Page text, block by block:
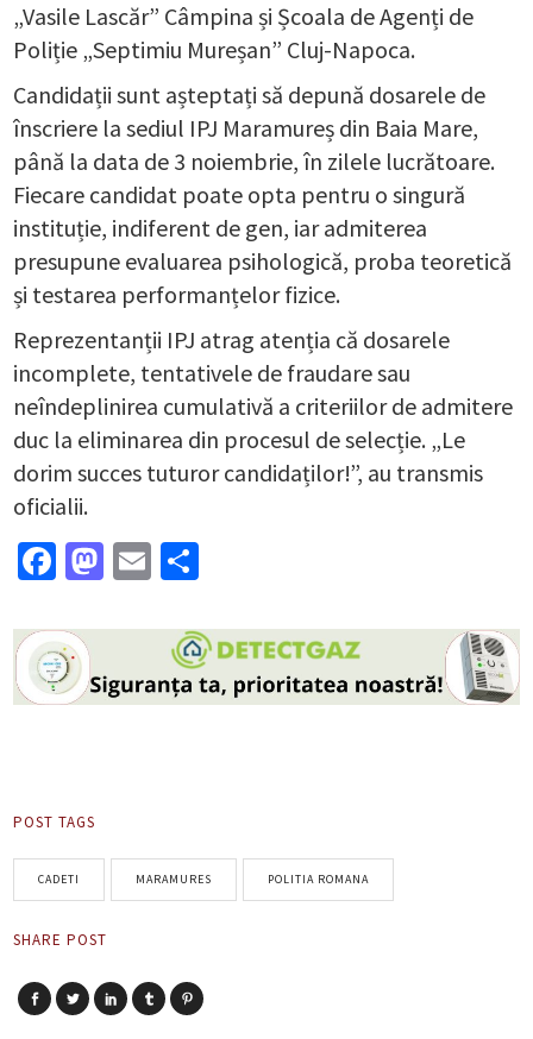
„Vasile Lascăr” Câmpina și Școala de Agenți de
Poliție „Septimiu Mureșan” Cluj-Napoca.
Candidații sunt așteptați să depună dosarele de
înscriere la sediul IPJ Maramureș din Baia Mare,
până la data de 3 noiembrie, în zilele lucrătoare.
Fiecare candidat poate opta pentru o singură
instituție, indiferent de gen, iar admiterea
presupune evaluarea psihologică, proba teoretică
și testarea performanțelor fizice.
Reprezentanții IPJ atrag atenția că dosarele
incomplete, tentativele de fraudare sau
neîndeplinirea cumulativă a criteriilor de admitere
duc la eliminarea din procesul de selecție. „Le
dorim succes tuturor candidaților!”, au transmis
oficialii.
Facebook
Mastodon
Email
POST TAGS
CADETI MARAMURES POLITIA ROMANA
SHARE POST